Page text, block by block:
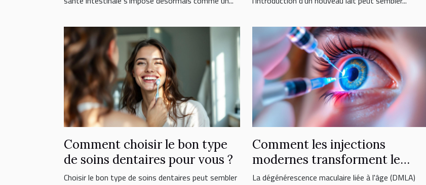
Comment choisir le bon type
de soins dentaires pour vous ?
Choisir le bon type de soins dentaires peut sembler
Comment les injections
modernes transforment le
traitement de la DMLA ?
La dégénérescence maculaire liée à l'âge (DMLA)